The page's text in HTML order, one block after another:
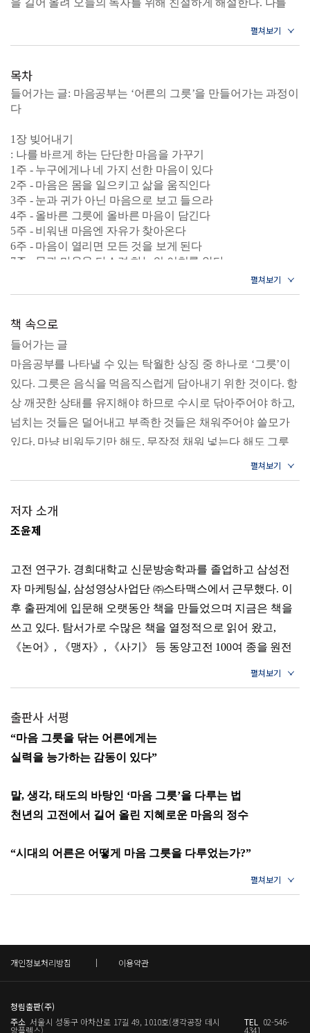
을 길어 올려 오늘의 독자를 위해 친절하게 해설한다. 나를
달라져 있음을 느낄 것이다.
목차
들어가는 글: 마음공부는 ‘어른의 그릇’을 만들어가는 과정이
다
1장 빚어내기
: 나를 바르게 하는 단단한 마음을 가꾸기
1주 - 누구에게나 네 가지 선한 마음이 있다
2주 - 마음은 몸을 일으키고 삶을 움직인다
3주 - 눈과 귀가 아닌 마음으로 보고 들으라
4주 - 올바른 그릇에 올바른 마음이 담긴다
5주 - 비워낸 마음엔 자유가 찾아온다
6주 - 마음이 열리면 모든 것을 보게 된다
7주 - 몸과 마음을 다스려 하늘의 이치를 안다
9주 - 존엄성은 마음을 지키는 데서 나온다
11주 - 한결같은 마음은 일희일비하지 않는다
12주 - 마음을 지혜롭게 쓰면 내가 하지 않아도 된다
13주 - 충실한 일상이 원대한 이상을 이룬다
2장 정돈하기
: 어지러운 생각을 가지런한 태도로 다듬기
15주 - 베어진 나무도 다시 자라날 수 있다
16주 - 어른은 일의 경중을 구별할 줄 안다
20주 - 하나의 이치로 모든 것을 꿰뚫는다
21주 - 마땅히 근심할 만한 것을 근심하라
22주 - 밖에 있는 것에 마음을 쏟지 마라
24주 - 성숙한 대화는 상대방의 마음을 헤아린다
25주 - 평소의 생각이 어른의 태도를 만든다
26주 - 마음공부는 현실의 한계를 뛰어넘는다
27주 - 나를 바르게 해야 주변 사람을 바르게 한다
3장 닦아내기
29주 - 자기를 내려놓으면 마음을 지킨다
31주 - 네 가지 덕목이 있으면 어른에 가까워진다
32주 - 마흔에는 의로움으로 굳게 서야 한다
33주 - 일상의 의로움이 세상의 어려움을 이긴다
34주 - 자신을 해치는 사람은 모욕을 피할 수 없다
36주 - 어른은 때와 상황에 맞게 처신한다
37주 - 마음이 힘들수록 하는 일에 집중하라
40주 - 잘못을 고치는 것이 잘못이 없는 것보다 낫다
43주 - 마음은 불행과 행복이 드나드는 문이다
44주 - 상황을 이겨내는 것은 마음먹기에 달려 있다
45주 - 하기 싫어도 ‘할 수 있다’는 마음으로 시작하라
47주 - 중요한 일만 하기에도 인생이 너무 짧다
48주 - 고난을 당하고 있다면 그 의미를 되새기라
책 속으로
들어가는 글
마음공부를 나타낼 수 있는 탁월한 상징 중 하나로 ‘그릇’이
있다. 그릇은 음식을 먹음직스럽게 담아내기 위한 것이다. 항
상 깨끗한 상태를 유지해야 하므로 수시로 닦아주어야 하고,
넘치는 것들은 덜어내고 부족한 것들은 채워주어야 쓸모가
있다. 마냥 비워두기만 해도, 무작정 채워 넣는다 해도 그릇
은 그 가치를 쉽게 잃어버린다. 그릇 안에 무엇을 버리고 무
엇을 담아야 할는지도 전적으로 그 주인에게 달려 있다. 이처
정되며, 이는 삶을 살아가는 근본적인 방법이자 태도가 될 수
있다.
1주 누구에게나 네 가지 선한 마음이 있다
맹자는 어떤 삶을 살 것인가, 어떤 그릇이 될 것인가는 모두
자신에게 달렸다고 보았다. 누구나 선한 본성을 하늘로부터
받았기에 선한 삶을 살아가기 위한 바탕은 자기 안에 있다.
단지 강력한 물질의 유혹과 욕심에 굴복하며 선한 본성을 스
신의 마음을 굳건하게 지켜내는 사람도 있다. 모두가 자기 선
택에 달려 있다.
_35쪽
5주 비워낸 마음엔 자유가 찾아온다
순자는 바쁘고 혼란스러운 상황에서도 마음의 평온은 유지
사로잡히지 않고 열린 마음으로 새로운 것을 받아들이는 태
걸음 물러서서 상황을 보는 태도에 있다. 주관에 사로잡히지
든 일로부터 자유로움을 얻게 된다. 결국 이 모든 일은 내 마
음에 달린 것이다.
_54쪽
12주 마음을 지혜롭게 쓰면 내가 하지 않아도 된다
저자 소개
조윤제
고전 연구가. 경희대학교 신문방송학과를 졸업하고 삼성전
자 마케팅실, 삼성영상사업단 ㈜스타맥스에서 근무했다. 이
후 출판계에 입문해 오랫동안 책을 만들었으며 지금은 책을
쓰고 있다. 탐서가로 수많은 책을 열정적으로 읽어 왔고,
《논어》, 《맹자》, 《사기》 등 동양고전 100여 종을 원전
으로 읽으면서 문리가 트이는 경험을 했다. 그중에서도 다산
의 말과 글을 사랑해서 ‘다산의 마지막’ 시리즈를 썼고 독자
지난 10여 년간 20여 종의 책을 쓰면서 잊혔던 동양고전의 지
혜를 널리 알리는 데 주력했으나, 정작 잃어버린 나 자신의
‘마음’을 찾는 일에는 소홀했다는 생각에 이 책을 쓰게 되었
들처럼, 이 책과 함께하는 52주간의 여정이 품격 있는 ‘어른
의 그릇’을 빚는 데 도움이 되기를 바란다.
혼자 있는 시간의 힘》, 《사람 공부》, 《하루 한 장 고전 수
업》, 《다산의 마지막 질문》, 《다산의 마지막 습관》,
출판사 서평
“마음 그릇을 닦는 어른에게는
실력을 능가하는 감동이 있다”
말, 생각, 태도의 바탕인 ‘마음 그릇’을 다루는 법
천년의 고전에서 길어 올린 지혜로운 마음의 정수
“시대의 어른은 어떻게 마음 그릇을 다루었는가?”
번에 해결해주는 ‘영웅’이 아니다. 그는 자신의 분야에서 일
않으며, 잘못이 있다면 기꺼이 인정하고 바로잡을 줄 알면서
도, 역경에 쉽게 절망하지 않고 의연하게 웃어넘길 줄 아는
개인정보처리방침 이용약관
청림출판(주)
주소 서울시 성동구 아차산로 17길 49, 1010호(생각공장 데시
앙플렉스)
TEL 02-546-
4341